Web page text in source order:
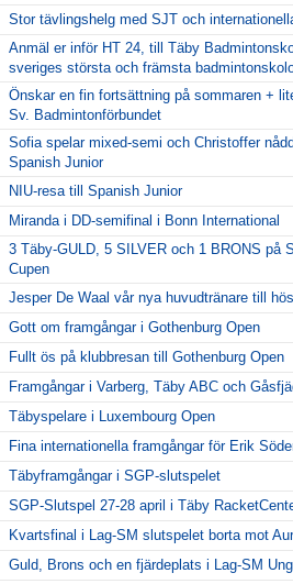
Stor tävlingshelg med SJT och
Anmäl er inför HT 24, till Täby
sveriges största och främsta
Önskar en fin fortsättning på sommaren +
Sv. Badmintonförbundet
Sofia spelar mixed-semi och Christoffer
Spanish Junior
NIU-resa till Spanish Junior
Miranda i DD-semifinal i Bonn International
3 Täby-GULD, 5 SILVER och 1 BRONS på
Cupen
Jesper De Waal vår nya huvudtränare till
Gott om framgångar i Gothenburg Open
Fullt ös på klubbresan till Gothenburg Open
Framgångar i Varberg, Täby ABC och
Täbyspelare i Luxembourg Open
Fina internationella framgångar för Erik
Täbyframgångar i SGP-slutspelet
SGP-Slutspel 27-28 april i Täby
Kvartsfinal i Lag-SM slutspelet borta mot
Guld, Brons och en fjärdeplats i Lag-SM